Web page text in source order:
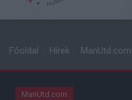
Főoldal Hírek ManUtd.com
ManUtd.com